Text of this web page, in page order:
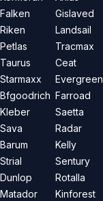
Falken
Riken
Petlas
Taurus
Starmaxx
Bfgoodrich
Kleber
Sava
Barum
Strial
Dunlop
Matador
Gislaved
Landsail
Tracmax
Ceat
Evergreen
Farroad
Saetta
Radar
Kelly
Sentury
Rotalla
Kinforest